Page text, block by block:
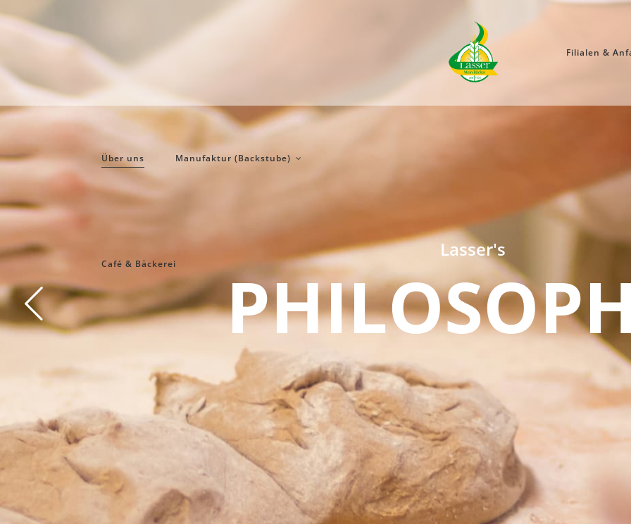
Über uns Manufaktur (Backstube)
Café & Bäckerei
Filialen &
Lasser's